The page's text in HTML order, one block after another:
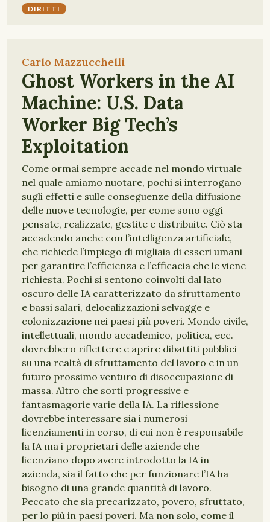
DIRITTI
Carlo Mazzucchelli
Ghost Workers in the AI
Machine: U.S. Data
Worker Big Tech’s
Exploitation
Come ormai sempre accade nel mondo virtuale
nel quale amiamo nuotare, pochi si interrogano
sugli effetti e sulle conseguenze della diffusione
delle nuove tecnologie, per come sono oggi
pensate, realizzate, gestite e distribuite. Ciò sta
accadendo anche con l’intelligenza artificiale,
che richiede l’impiego di migliaia di esseri umani
per garantire l’efficienza e l’efficacia che le viene
richiesta. Pochi si sentono coinvolti dal lato
oscuro delle IA caratterizzato da sfruttamento
e bassi salari, delocalizzazioni selvagge e
colonizzazione nei paesi più poveri. Mondo civile,
intellettuali, mondo accademico, politica, ecc.
dovrebbero riflettere e aprire dibattiti pubblici
su una realtà di sfruttamento del lavoro e in un
futuro prossimo venturo di disoccupazione di
massa. Altro che sorti progressive e
fantasmagorie varie della IA. La riflessione
dovrebbe interessare sia i numerosi
licenziamenti in corso, di cui non è responsabile
la IA ma i proprietari delle aziende che
licenziano dopo avere introdotto la IA in
azienda, sia il fatto che per funzionare l’IA ha
bisogno di una grande quantità di lavoro.
Peccato che sia precarizzato, povero, sfruttato,
per lo più in paesi poveri. Ma non solo, come il